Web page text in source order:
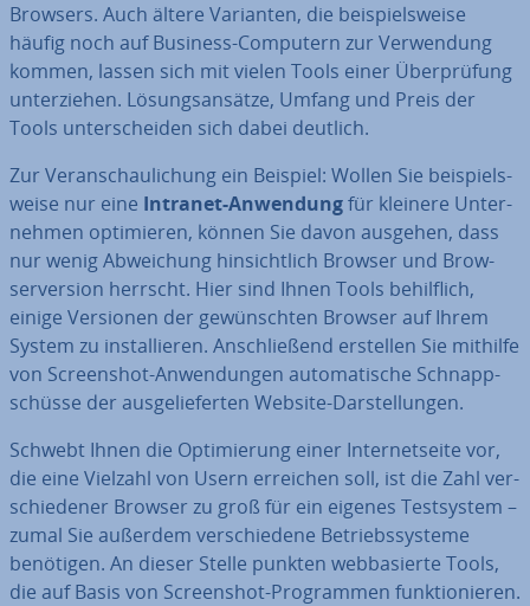
Browsers. Auch ältere Varianten, die bei­spiels­wei­se
häufig noch auf Business-Computern zur Ver­wen­dung
kommen, lassen sich mit vielen Tools einer Über­prü­fung
un­ter­zie­hen. Lö­sungs­an­sät­ze, Umfang und Preis der
Tools un­ter­schei­den sich dabei deutlich.
Zur Ver­an­schau­li­chung ein Beispiel: Wollen Sie bei­spiels­
wei­se nur eine Intranet-Anwendungfür kleinere Un­ter­
neh­men op­ti­mie­ren, können Sie davon ausgehen, dass
nur wenig Ab­wei­chung hin­sicht­lich Browser und Brow­
ser­ver­si­on herrscht. Hier sind Ihnen Tools be­hilf­lich,
einige Versionen der ge­wünsch­ten Browser auf Ihrem
System zu in­stal­lie­ren. An­schlie­ßend erstellen Sie mithilfe
von Screen­shot-An­wen­dun­gen au­to­ma­ti­sche Schnapp­
schüs­se der aus­ge­lie­fer­ten Website-Dar­stel­lun­gen.
Schwebt Ihnen die Op­ti­mie­rung einer In­ter­net­sei­te vor,
die eine Vielzahl von Usern erreichen soll, ist die Zahl ver­
schie­de­ner Browser zu groß für ein eigenes Test­sys­tem –
zumal Sie außerdem ver­schie­de­ne Be­triebs­sys­te­me
benötigen. An dieser Stelle punkten web­ba­sier­te Tools,
die auf Basis von Screen­shot-Pro­gram­men funk­tio­nie­ren.